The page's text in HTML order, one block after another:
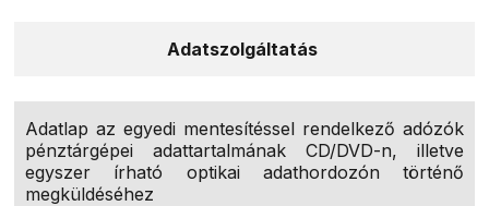
Adatszolgáltatás
Adatlap az egyedi mentesítéssel rendelkező adózók
pénztárgépei adattartalmának CD/DVD-n, illetve
egyszer írható optikai adathordozón történő
megküldéséhez